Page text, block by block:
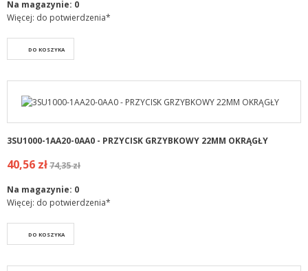
Na magazynie: 0
Więcej: do potwierdzenia*
DO KOSZYKA
3SU1000-1AA20-0AA0 - PRZYCISK GRZYBKOWY 22MM OKRĄGŁY
40,56 zł74,35 zł
Na magazynie: 0
Więcej: do potwierdzenia*
DO KOSZYKA